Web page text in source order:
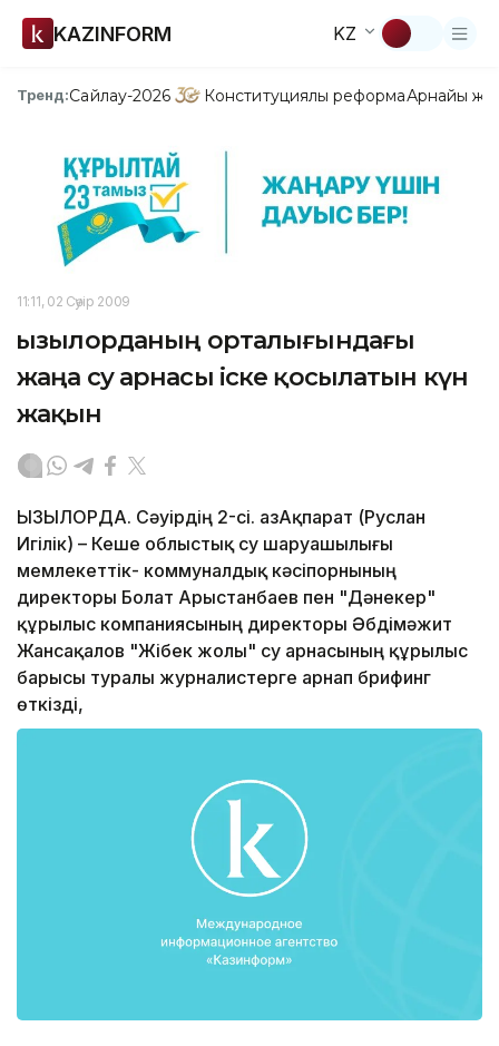
KAZINFORM KZ
Тренд:Сайлау-2026 Конституциялық реформаАрнайы
11:11, 02 Сәуір 2009
Қызылорданың орталығындағы
жаңа су арнасы іске қосылатын күн
жақын
ҚЫЗЫЛОРДА. Сәуірдің 2-сі. ҚазАқпарат (Руслан
Игілік) – Кеше облыстық су шаруашылығы
мемлекеттік- коммуналдық кәсіпорнының
директоры Болат Арыстанбаев пен "Дәнекер"
құрылыс компаниясының директоры Әбдімәжит
Жансақалов "Жібек жолы" су арнасының құрылыс
барысы туралы журналистерге арнап брифинг
өткізді,